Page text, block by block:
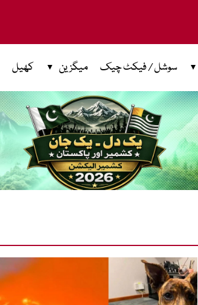
سوشل / فیکٹ چیک میگزین کھیل